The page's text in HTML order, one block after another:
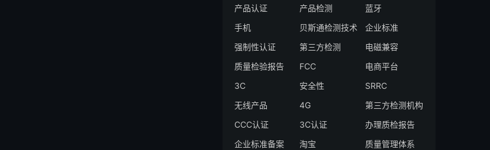
产品认证
产品检测
蓝牙
手机
贝斯通检测技术
企业标准
强制性认证
第三方检测
电磁兼容
质量检验报告
FCC
电商平台
3C
安全性
SRRC
无线产品
4G
第三方检测机构
CCC认证
3C认证
办理质检报告
企业标准备案
淘宝
质量管理体系